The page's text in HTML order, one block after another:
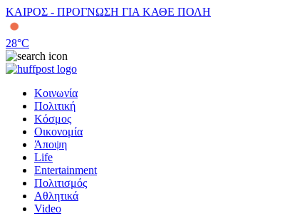
ΚΑΙΡΟΣ - ΠΡΟΓΝΩΣΗ ΓΙΑ ΚΑΘΕ ΠΟΛΗ
28°C
Κοινωνία
Πολιτική
Κόσμος
Οικονομία
Άποψη
Life
Entertainment
Πολιτισμός
Αθλητικά
Video